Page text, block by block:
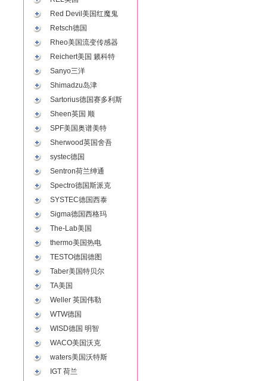
Red Devil美国红魔鬼
Retsch德国
Rheo美国流变传感器
Reichert美国 籁科特
Sanyo三洋
Shimadzu岛津
Sartorius德国赛多利斯
Sheen英国 顺
SPF美国奥谱美特
Sherwood英国舍吾
systec德国
Sentron荷兰绅通
Spectro德国斯派克
SYSTEC德国西泰
Sigma德国西格玛
The-Lab美国
thermo美国热电
TESTO德国德图
Taber美国特贝尔
TA美国
Weller 英国伟勒
WTW德国
WISD德国 明智
WACO美国沃克
waters美国沃特斯
IGT 荷兰